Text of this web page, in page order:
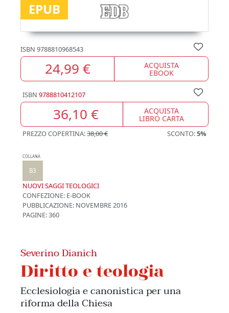
EPUB
ISBN 9788810968543
24,99 € ACQUISTA
EBOOK
ISBN 9788810412107
36,10 € ACQUISTA
LIBRO CARTA
PREZZO COPERTINA:38,00 € SCONTO:5%
COLLANA
B3
NUOVI SAGGI TEOLOGICI
CONFEZIONE: E-BOOK
PUBBLICAZIONE: NOVEMBRE 2016
PAGINE: 360
Severino Dianich
Diritto e teologia
Ecclesiologia e canonistica per una
riforma della Chiesa